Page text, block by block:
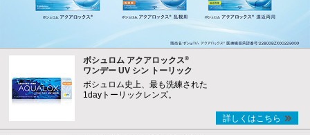
ボシュロム アクアロックス®
ワンデー UV シン トーリック
ボシュロム史上、最も洗練された
1dayトーリックレンズ。
詳しくはこちら